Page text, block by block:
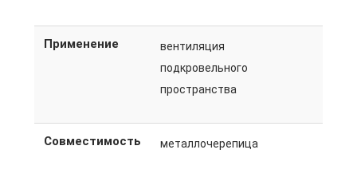
Применение
вентиляция
подкровельного
пространства
Совместимость металлочерепица